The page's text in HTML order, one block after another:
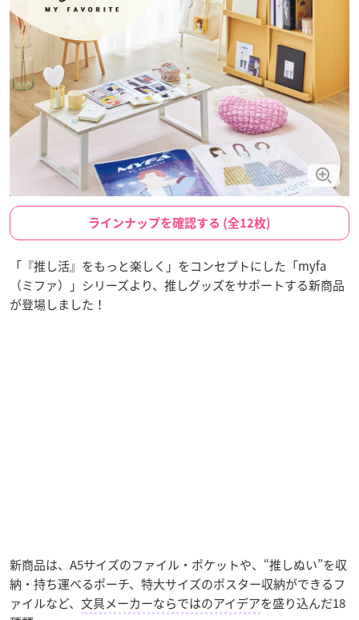
ラインナップを確認する (全12枚)
「『推し活』をもっと楽しく」をコンセプトにした「myfa
（ミファ）」シリーズより、推しグッズをサポートする新商品
が登場しました！
新商品は、A5サイズのファイル・ポケットや、“推しぬい”を収
納・持ち運べるポーチ、特大サイズのポスター収納ができるフ
ァイルなど、 文具メーカーならではのアイデアを盛り込んだ18